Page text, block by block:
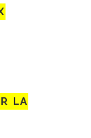
LA